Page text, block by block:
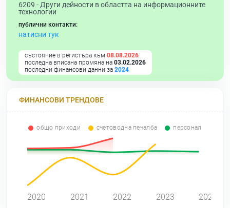
6209 - Други дейности в областта на информационните
технологии
публични контакти:
натисни тук
състояние в регистъра към 08.08.2026
последна вписана промяна на 03.02.2026
последни финансови данни за 2024
ФИНАНСОВИ ТРЕНДОВЕ
общо приходи счетоводна печалба персонал
2020 2021 2022 2023 2024